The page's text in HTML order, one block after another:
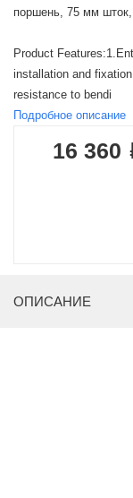
поршень, 75 мм
Product
installation and
resistance to bendi
Подробное описание
16 360
ОПИСАНИЕ